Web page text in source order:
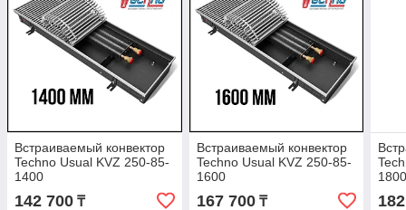
Встраиваемый конвектор
Techno Usual KVZ 250-85-
1400
142 700 ₸
Встраиваемый конвектор
Techno Usual KVZ 250-85-
1600
167 700₸